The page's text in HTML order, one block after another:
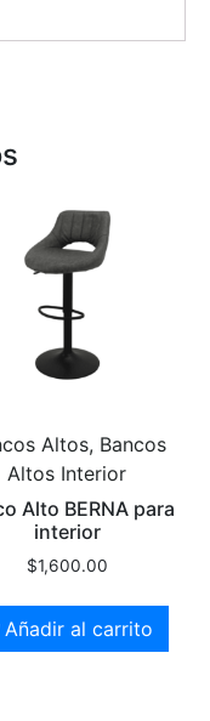
Altos, Bancos
Altos Interior
Alto BERNA para
interior
$1,600.00
Añadir al carrito